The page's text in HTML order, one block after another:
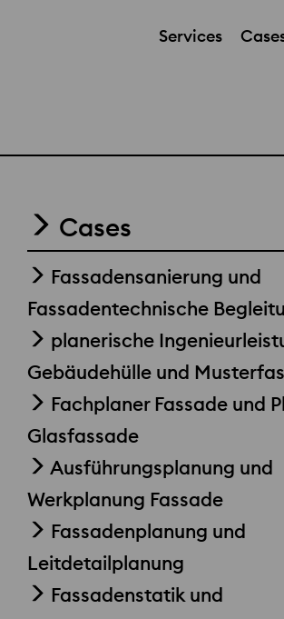
Services
Cases
Fassadensanierung und
Fassadentechnische
planerische
Gebäudehülle und
Fachplaner Fassade und
Glasfassade
Ausführungsplanung und
Werkplanung Fassade
Fassadenplanung und
Leitdetailplanung
Fassadenstatik und